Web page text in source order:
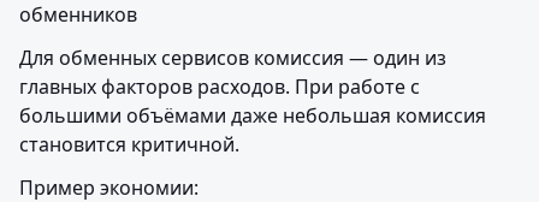
обменников
Для обменных сервисов комиссия — один из
главных факторов расходов. При работе с
большими объёмами даже небольшая комиссия
становится критичной.
Пример экономии: